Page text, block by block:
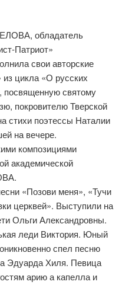
обладатель
Патриот»
свои авторские
цикла «О русских
посвященную святому
покровителю Тверской
стихи поэтессы Наталии
на вечере.
композициями
академической
«Позови меня», «Тучи
церквей». Выступили на
Ольги Александровны.
леди Виктория. Юный
спел песню
Эдуарда Хиля. Певица
арию а капелла и